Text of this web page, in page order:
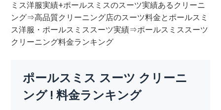
ミス洋服実績+ポールスミスのスーツ実績あるクリーニ
ング⇒高品質クリーニング店のスーツ料金とポールスミ
ス洋服・ポールスミススーツ実績⇒ポールスミススーツ
クリーニング料金ランキング
ポールスミス スーツ クリーニ
ング ! 料金ランキング